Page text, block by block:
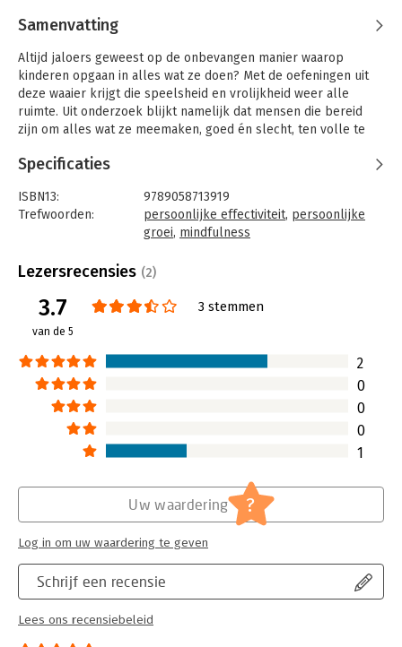
Samenvatting
Altijd jaloers geweest op de onbevangen manier waarop
kinderen opgaan in alles wat ze doen? Met de oefeningen uit
deze waaier krijgt die speelsheid en vrolijkheid weer alle
ruimte. Uit onderzoek blijkt namelijk dat mensen die bereid
zijn om alles wat ze meemaken, goed én slecht, ten volle te
hebben.
leven zoals het is volledig te ervaren, met alle voors en
tegens.
Specificaties
ISBN13:
9789058713919
Trefwoorden:
persoonlijke effectiviteit, persoonlijke
groei, mindfulness
Bindwijze:
waaier (L)
Uitgever:
Uitgeverij Thema
Verschijningsdatum:
Hoofdrubriek:
Lezersrecensies (2)
3.7
van de 5
3 stemmen
2
0
0
0
1
Schrijf een recensie
Lees ons recensiebeleid
Uw waardering ?
Log in om uw waardering te geven